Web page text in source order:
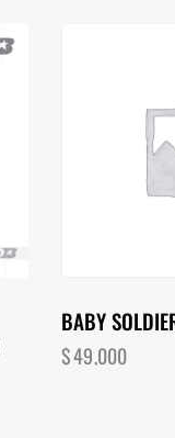
BABY
$49,000